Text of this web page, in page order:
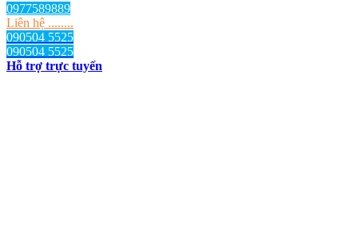
0977589889
Liên hệ ........
090504 5525
090504 5525
Hỗ trợ trực tuyến